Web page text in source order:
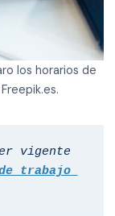
los horarios de
vigente
trabajo